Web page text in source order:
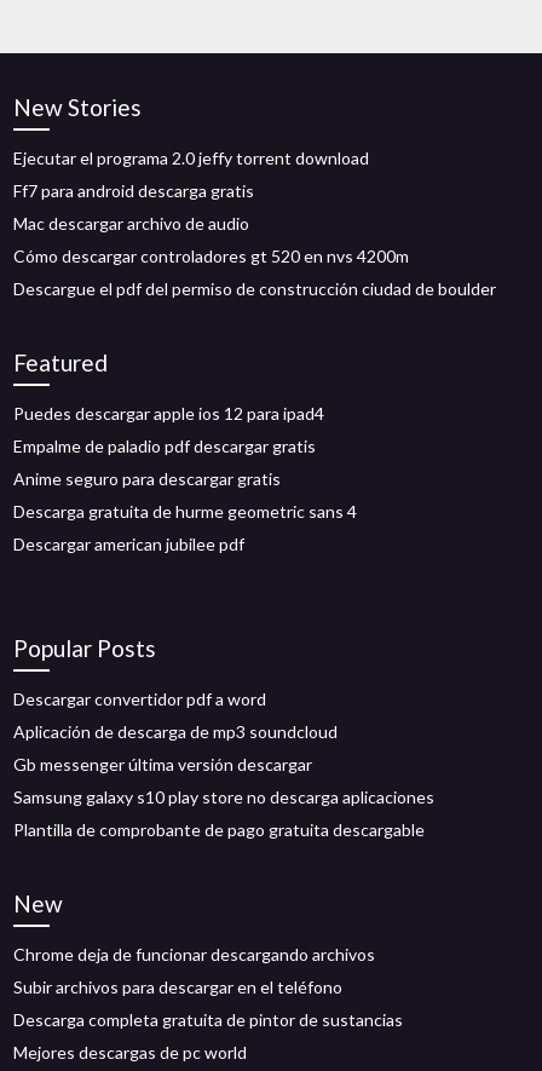
New Stories
Ejecutar el programa 2.0 jeffy torrent download
Ff7 para android descarga gratis
Mac descargar archivo de audio
Cómo descargar controladores gt 520 en nvs 4200m
Descargue el pdf del permiso de construcción ciudad de boulder
Featured
Puedes descargar apple ios 12 para ipad4
Empalme de paladio pdf descargar gratis
Anime seguro para descargar gratis
Descarga gratuita de hurme geometric sans 4
Descargar american jubilee pdf
Popular Posts
Descargar convertidor pdf a word
Aplicación de descarga de mp3 soundcloud
Gb messenger última versión descargar
Samsung galaxy s10 play store no descarga aplicaciones
Plantilla de comprobante de pago gratuita descargable
New
Chrome deja de funcionar descargando archivos
Subir archivos para descargar en el teléfono
Descarga completa gratuita de pintor de sustancias
Mejores descargas de pc world